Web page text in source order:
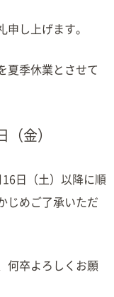
し上げます。
夏季休業とさせて
金）
日（土）以降に順
じめご了承いただ
何卒よろしくお願